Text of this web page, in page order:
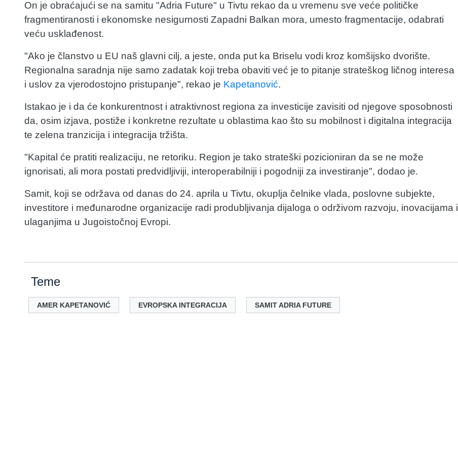
On je obraćajući se na samitu "Adria Future" u Tivtu rekao da u vremenu sve veće političke
fragmentiranosti i ekonomske nesigurnosti Zapadni Balkan mora, umesto fragmentacije, odabrati
veću usklađenost.
"Ako je članstvo u EU naš glavni cilj, a jeste, onda put ka Briselu vodi kroz komšijsko dvorište.
Regionalna saradnja nije samo zadatak koji treba obaviti već je to pitanje strateškog ličnog interesa
i uslov za vjerodostojno pristupanje", rekao je Kapetanović.
Istakao je i da će konkurentnost i atraktivnost regiona za investicije zavisiti od njegove sposobnosti
da, osim izjava, postiže i konkretne rezultate u oblastima kao što su mobilnost i digitalna integracija
te zelena tranzicija i integracija tržišta.
"Kapital će pratiti realizaciju, ne retoriku. Region je tako strateški pozicioniran da se ne može
ignorisati, ali mora postati predvidljiviji, interoperabilniji i pogodniji za investiranje", dodao je.
Samit, koji se održava od danas do 24. aprila u Tivtu, okuplja čelnike vlada, poslovne subjekte,
investitore i međunarodne organizacije radi produbljivanja dijaloga o održivom razvoju, inovacijama i
ulaganjima u Jugoistočnoj Evropi.
Teme
AMER KAPETANOVIĆ EVROPSKA INTEGRACIJA SAMIT ADRIA FUTURE